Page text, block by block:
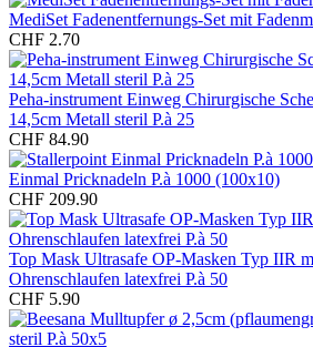
MediSet Fadenentfernungs-Set mit
CHF 2.70
Peha-instrument Einweg Chirurgische
14,5cm Metall steril P.à 25
CHF 84.90
Einmal Pricknadeln P.à 1000 (100x10)
CHF 209.90
Top Mask Ultrasafe OP-Masken Typ IIR
Ohrenschlaufen latexfrei P.à 50
CHF 5.90